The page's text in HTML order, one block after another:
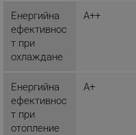
Енергийна
ефективнос
т при
охлаждане
A++
Енергийна
ефективнос
т при
отопление
A+